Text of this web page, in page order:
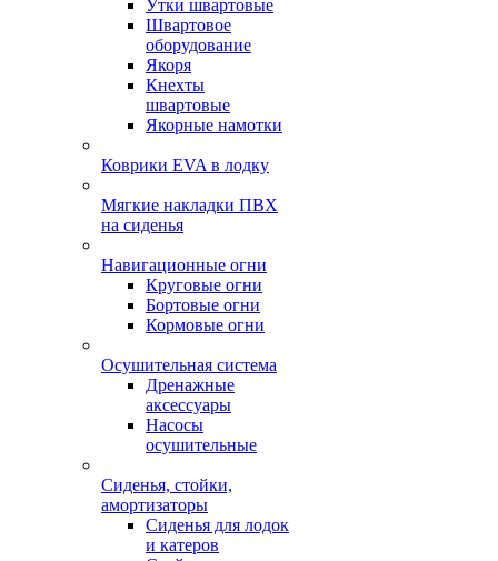
Утки швартовые
Швартовое
оборудование
Якоря
Кнехты
швартовые
Якорные намотки
Коврики EVA в лодку
Мягкие накладки ПВХ
на сиденья
Навигационные огни
Круговые огни
Бортовые огни
Кормовые огни
Осушительная система
Дренажные
аксессуары
Насосы
осушительные
Сиденья, стойки,
амортизаторы
Сиденья для лодок
и катеров